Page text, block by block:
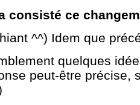
consisté ce
^^) Idem que
quelques
peut-être précise,